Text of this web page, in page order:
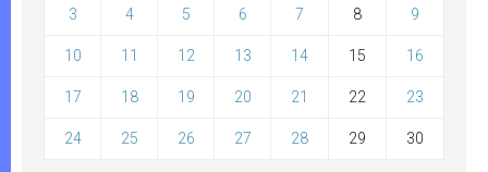
3 4 5 6 7 8 9
10 11 12 13 14 15 16
17 18 19 20 21 22 23
24 25 26 27 28 29 30